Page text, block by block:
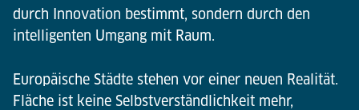
durch Innovation bestimmt, sondern durch den
intelligenten Umgang mit Raum.
Europäische Städte stehen vor einer neuen Realität.
Fläche ist keine Selbstverständlichkeit mehr,